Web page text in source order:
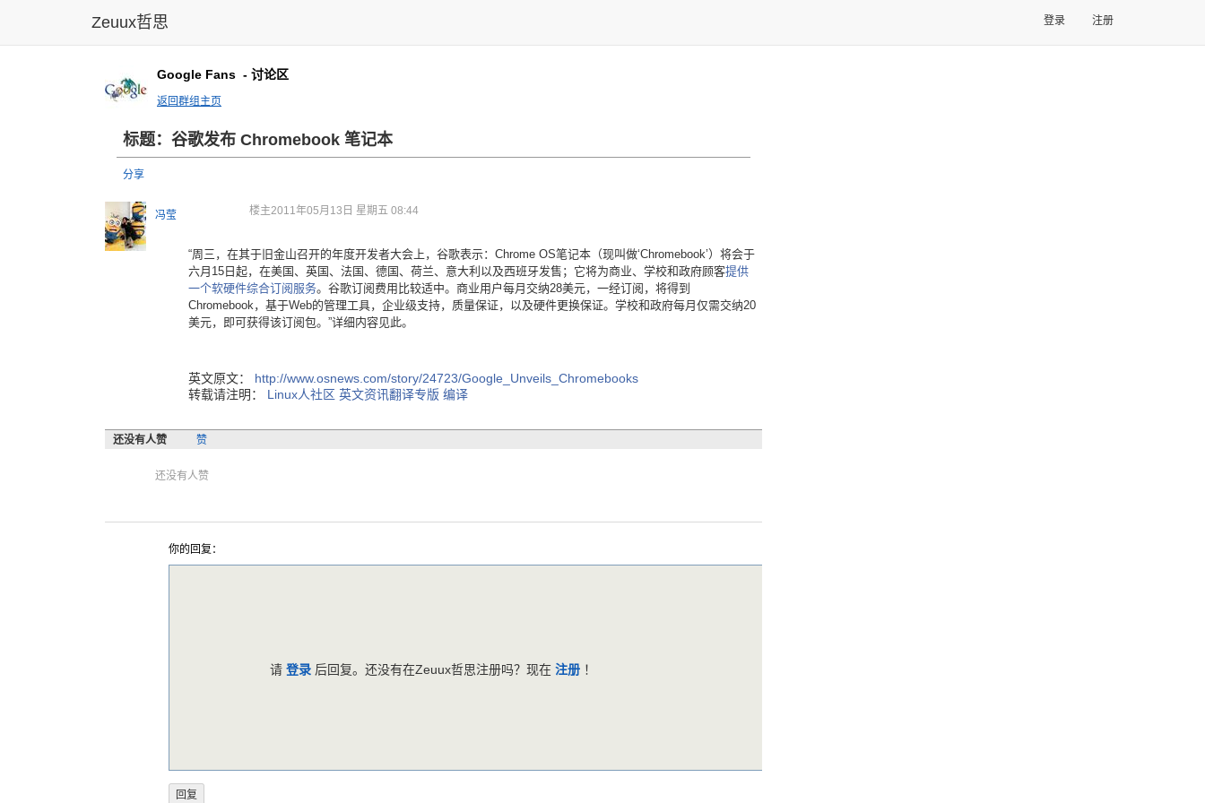
Zeuux哲思 登录 注册
Google Fans - 讨论区
返回群组主页
标题：谷歌发布 Chromebook 笔记本
分享
冯莹 楼主2011年05月13日 星期五 08:44
“周三，在其于旧金山召开的年度开发者大会上，谷歌表示：Chrome OS笔记本（现叫做‘Chromebook’）将会于
六月15日起，在美国、英国、法国、德国、荷兰、意大利以及西班牙发售；它将为商业、学校和政府顾客提供
一个软硬件综合订阅服务。谷歌订阅费用比较适中。商业用户每月交纳28美元，一经订阅，将得到
Chromebook，基于Web的管理工具，企业级支持，质量保证，以及硬件更换保证。学校和政府每月仅需交纳20
美元，即可获得该订阅包。”详细内容见此。
英文原文： http://www.osnews.com/story/24723/Google_Unveils_Chromebooks
转载请注明： Linux人社区 英文资讯翻译专版 编译
还没有人赞 赞
还没有人赞
你的回复：
请登录 后回复。还没有在Zeuux哲思注册吗？现在注册 ！